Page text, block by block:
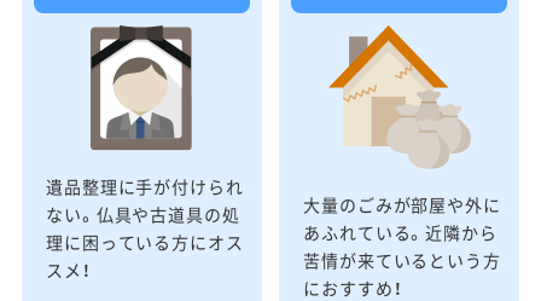
遺品整理に手が付けられ
ない。仏具や古道具の処
理に困っている方にオス
スメ！
大量のごみが部屋や外に
あふれている。近隣から
苦情が来ているという方
におすすめ！